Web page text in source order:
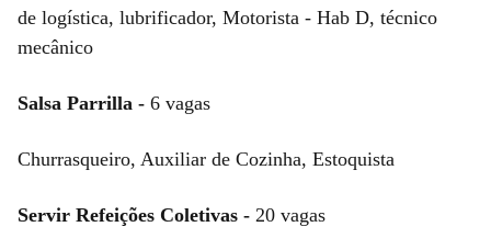
de logística, lubrificador, Motorista - Hab D, técnico
mecânico
Salsa Parrilla - 6 vagas
Churrasqueiro, Auxiliar de Cozinha, Estoquista
Servir Refeições Coletivas - 20 vagas